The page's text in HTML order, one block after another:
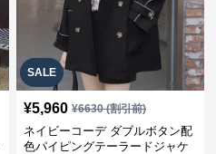
SALE
¥5,960 ¥6630(割引前)
ネイビーコーデ ダブルボタン配
色パイピングテーラードジャケ